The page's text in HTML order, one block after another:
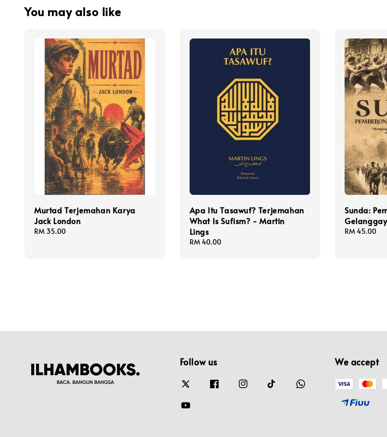
You may also like
Murtad Terjemahan Karya
Jack London
Regular
RM 35.00
Apa Itu Tasawuf? Terjemahan
What Is Sufism? - Martin
Lings
Regular
RM 40.00
Sunda:
Regular
RM 45.00
Follow us We accept